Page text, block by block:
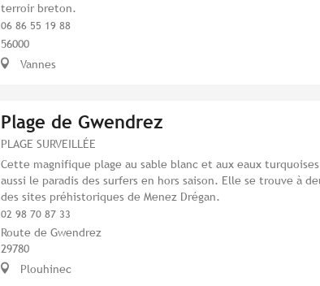
terroir breton.
06 86 55 19 88
56000
Vannes
Plage de Gwendrez
PLAGE SURVEILLÉE
Cette magnifique plage au sable blanc et aux eaux
aussi le paradis des surfers en hors saison. Elle se trouve à
des sites préhistoriques de Menez Drégan.
02 98 70 87 33
Route de Gwendrez
29780
Plouhinec